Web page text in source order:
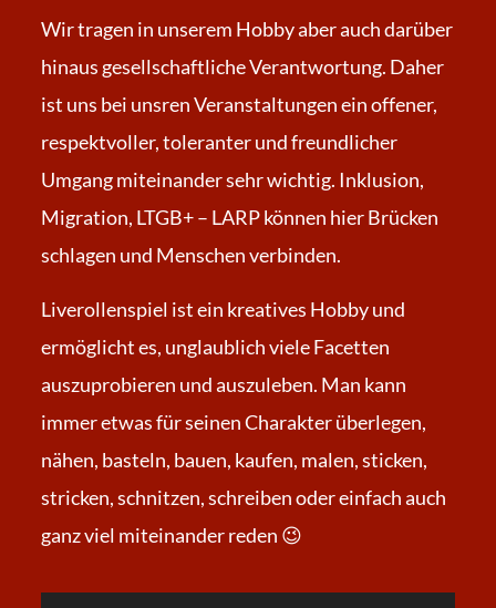
Wir tragen in unserem Hobby aber auch darüber
hinaus gesellschaftliche Verantwortung. Daher
ist uns bei unsren Veranstaltungen ein offener,
respektvoller, toleranter und freundlicher
Umgang miteinander sehr wichtig. Inklusion,
Migration, LTGB+ – LARP können hier Brücken
schlagen und Menschen verbinden.
Liverollenspiel ist ein kreatives Hobby und
ermöglicht es, unglaublich viele Facetten
auszuprobieren und auszuleben. Man kann
immer etwas für seinen Charakter überlegen,
nähen, basteln, bauen, kaufen, malen, sticken,
stricken, schnitzen, schreiben oder einfach auch
ganz viel miteinander reden 😉